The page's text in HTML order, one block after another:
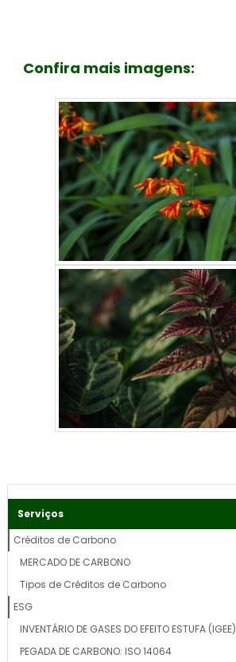
Confira mais imagens:
Serviços
Créditos de Carbono
MERCADO DE CARBONO
Tipos de Créditos de Carbono
ESG
INVENTÁRIO DE GASES DO EFEITO ESTUFA (IGEE)
PEGADA DE CARBONO: ISO 14064